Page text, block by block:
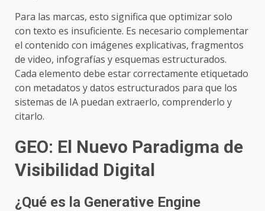
Para las marcas, esto significa que optimizar solo
con texto es insuficiente. Es necesario complementar
el contenido con imágenes explicativas, fragmentos
de video, infografías y esquemas estructurados.
Cada elemento debe estar correctamente etiquetado
con metadatos y datos estructurados para que los
sistemas de IA puedan extraerlo, comprenderlo y
citarlo.
GEO: El Nuevo Paradigma de
Visibilidad Digital
¿Qué es la Generative Engine